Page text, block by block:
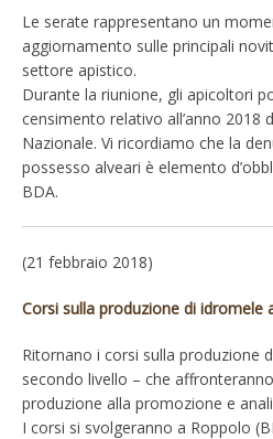
Le serate rappresentano un
aggiornamento sulle principali
settore apistico.
Durante la riunione, gli apicoltori
censimento relativo all’anno 2018
Nazionale. Vi ricordiamo che la
possesso alveari è elemento
BDA.
(21 febbraio 2018)
Corsi sulla produzione di idromele
Ritornano i corsi sulla produzione
secondo livello – che
produzione alla promozione e
I corsi si svolgeranno a Roppolo